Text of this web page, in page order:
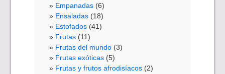
Empanadas (6)
Ensaladas (18)
Estofados (41)
Frutas (11)
Frutas del mundo (3)
Frutas exóticas (5)
Frutas y frutos afrodisíacos (2)